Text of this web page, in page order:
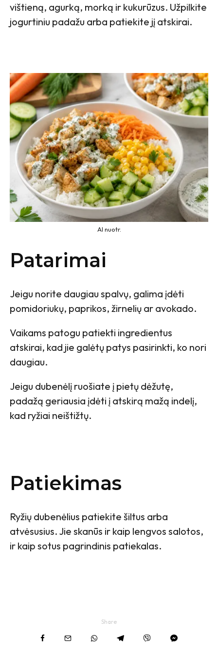
vištieną, agurką, morką ir kukurūzus. Užpilkite
jogurtiniu padažu arba patiekite jį atskirai.
AI nuotr.
Patarimai
Jeigu norite daugiau spalvų, galima įdėti
pomidoriukų, paprikos, žirnelių ar avokado.
Vaikams patogu patiekti ingredientus
atskirai, kad jie galėtų patys pasirinkti, ko nori
daugiau.
Jeigu dubenėlį ruošiate į pietų dėžutę,
padažą geriausia įdėti į atskirą mažą indelį,
kad ryžiai neištižtų.
Patiekimas
Ryžių dubenėlius patiekite šiltus arba
atvėsusius. Jie skanūs ir kaip lengvos salotos,
ir kaip sotus pagrindinis patiekalas.
Share